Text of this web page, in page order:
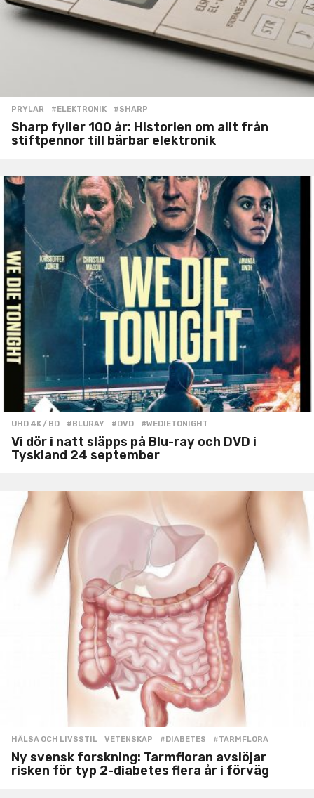
PRYLAR #ELEKTRONIK ,#SHARP
Sharp fyller 100 år: Historien om allt från
stiftpennor till bärbar elektronik
UHD 4K / BD #BLURAY ,#DVD ,#WEDIETONIGHT
Vi dör i natt släpps på Blu-ray och DVD i
Tyskland 24 september
HÄLSA OCH LIVSSTIL ,VETENSKAP #DIABETES ,#TARMFLORA
Ny svensk forskning: Tarmfloran avslöjar
risken för typ 2-diabetes flera år i förväg